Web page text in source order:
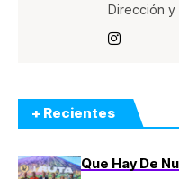
Dirección
+ Recientes
Que Hay De